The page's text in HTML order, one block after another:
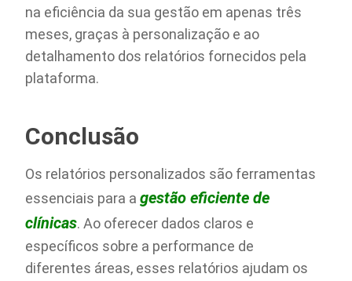
na eficiência da sua gestão em apenas três
meses, graças à personalização e ao
detalhamento dos relatórios fornecidos pela
plataforma.
Conclusão
Os relatórios personalizados são ferramentas
essenciais para agestão eficiente de
clínicas. Ao oferecer dados claros e
específicos sobre a performance de
diferentes áreas, esses relatórios ajudam os